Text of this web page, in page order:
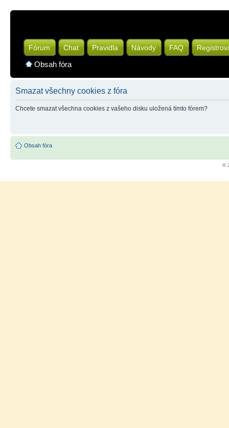
Fórum Chat Pravidla Návody FAQ
Obsah fóra
Smazat všechny cookies z fóra
Chcete smazat všechna cookies z vašeho disku uložená tímto fórem?
Obsah fóra
©